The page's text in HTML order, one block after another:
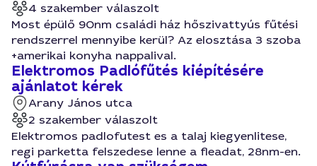
4 szakember válaszolt
Most épülő 90nm családi ház hőszivattyús fűtési
rendszerrel mennyibe kerül? Az elosztása 3 szoba
+amerikai konyha nappalival.
Elektromos Padlófűtés kiépítésére
ajánlatot kérek
Arany János utca
2 szakember válaszolt
Elektromos padlofutest es a talaj kiegyenlitese,
regi parketta felszedese lenne a fleadat, 28nm-en.